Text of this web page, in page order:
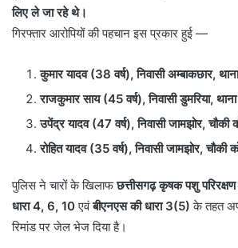
लिए ले जा रहे थे।
गिरफ्तार आरोपियों की पहचान इस प्रकार हुई —
कुमार यादव (38 वर्ष), निवासी अम्बाकछार,
राजकुमार साय (45 वर्ष), निवासी डुमरिया,
उपेंद्र यादव (47 वर्ष), निवासी जामझोर, चौकी
रोहित यादव (35 वर्ष), निवासी जामझोर, चौकी
पुलिस ने चारों के खिलाफछत्तीसगढ़ कृषक पशु
धारा 4, 6, 10एवंबीएनएस की धारा 3(5) के तहत
रिमांड पर जेल भेज दिया है।